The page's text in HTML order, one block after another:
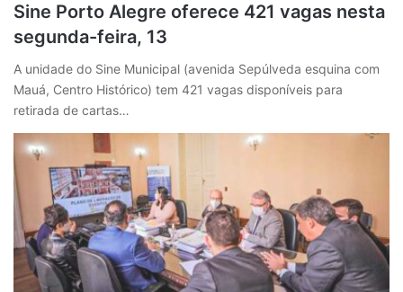
Sine Porto Alegre oferece 421 vagas nesta
segunda-feira, 13
A unidade do Sine Municipal (avenida Sepúlveda esquina com
Mauá, Centro Histórico) tem 421 vagas disponíveis para
retirada de cartas…